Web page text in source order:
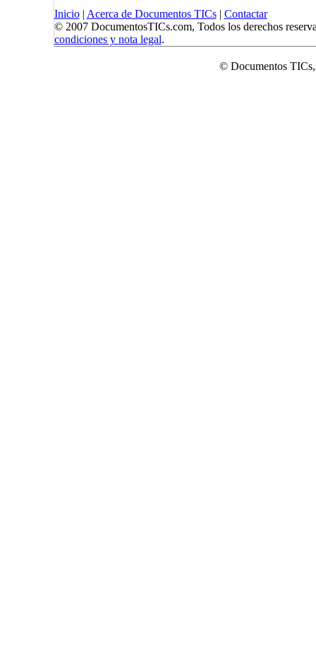
Inicio| Acerca de Documentos TICs| Contactar
© 2007 DocumentosTICs.com, Todos los derechos
condiciones y nota legal.
© Documentos